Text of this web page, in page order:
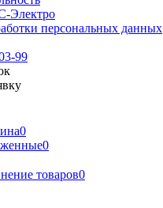
Электро
персональных данных
99
0
0
товаров0